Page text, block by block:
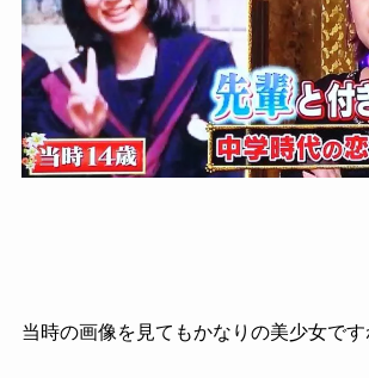
当時の画像を見てもかなりの美少女です